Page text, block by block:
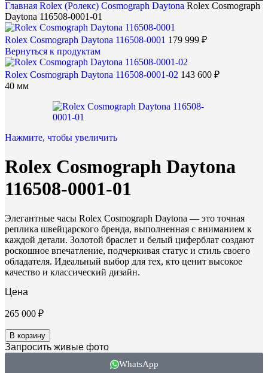
Главная Rolex (Ролекс) Cosmograph Daytona Rolex Cosmograph
Daytona 116508-0001-01
Rolex Cosmograph Daytona 116508-0001 179 999 ₽
Вернуться к продуктам
Rolex Cosmograph Daytona 116508-0001-02 143 600 ₽
40 мм
Нажмите, чтобы увеличить
Rolex Cosmograph Daytona
116508-0001-01
Элегантные часы Rolex Cosmograph Daytona — это точная
реплика швейцарского бренда, выполненная с вниманием к
каждой детали. Золотой браслет и белый циферблат создают
роскошное впечатление, подчеркивая статус и стиль своего
обладателя. Идеальный выбор для тех, кто ценит высокое
качество и классический дизайн.
Цена
265 000 ₽
В корзину
Запросить живые фото
WhatsApp